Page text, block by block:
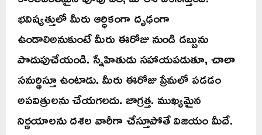
భవిష్యత్తులో మీరు ఆర్ధికంగా దృఢంగా
ఉండాలిఅనుకుంటే మీరు ఈరోజు నుండి డబ్బును
పొదుపుచేయండి. స్నేహితుడు సహాయపడుతూ, చాలా
సమర్థిస్తూ ఉంటాడు. మీరు ఈరోజు ప్రేమలో పడడం
అపవిత్రులను చేయగలదు. జాగ్రత్త. ముఖ్యమైన
నిర్ణయాలను దశల వారీగా చేస్తూపోతే విజయం మీదే.